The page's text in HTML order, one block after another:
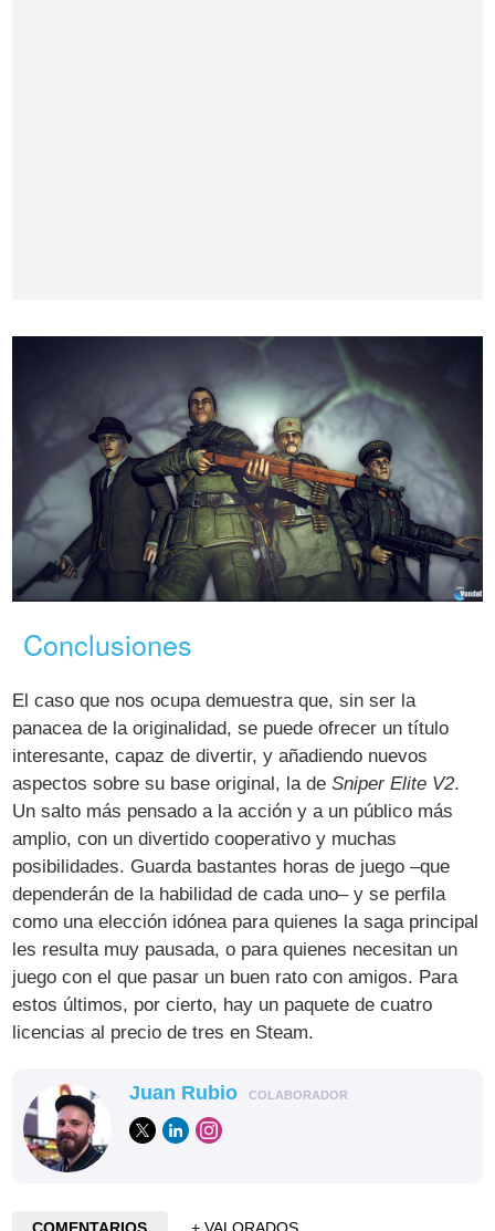
Conclusiones
El caso que nos ocupa demuestra que, sin ser la
panacea de la originalidad, se puede ofrecer un título
interesante, capaz de divertir, y añadiendo nuevos
aspectos sobre su base original, la deSniper Elite V2.
Un salto más pensado a la acción y a un público más
amplio, con un divertido cooperativo y muchas
posibilidades. Guarda bastantes horas de juego –que
dependerán de la habilidad de cada uno– y se perfila
como una elección idónea para quienes la saga principal
les resulta muy pausada, o para quienes necesitan un
juego con el que pasar un buen rato con amigos. Para
estos últimos, por cierto, hay un paquete de cuatro
licencias al precio de tres en Steam.
Juan Rubio COLABORADOR